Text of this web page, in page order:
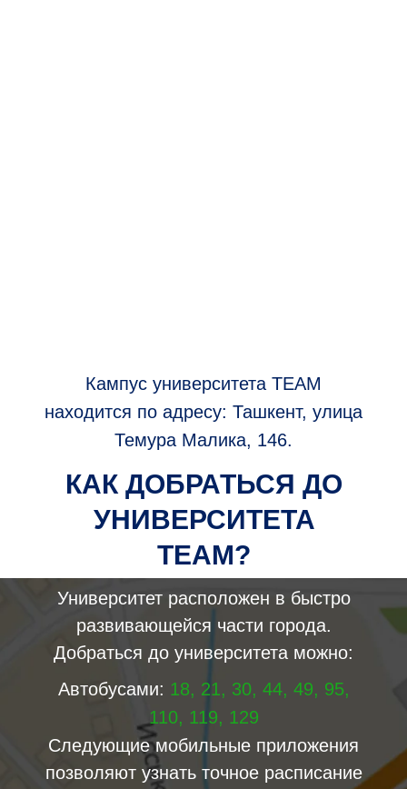
Кампус университета TEAM
находится по адресу: Ташкент, улица
Темура Малика, 146.
КАК ДОБРАТЬСЯ ДО
УНИВЕРСИТЕТА
TEAM?
Университет расположен в быстро
развивающейся части города.
Добраться до университета можно:
Автобусами: 18, 21, 30, 44, 49, 95,
110, 119, 129
Следующие мобильные приложения
позволяют узнать точное расписание